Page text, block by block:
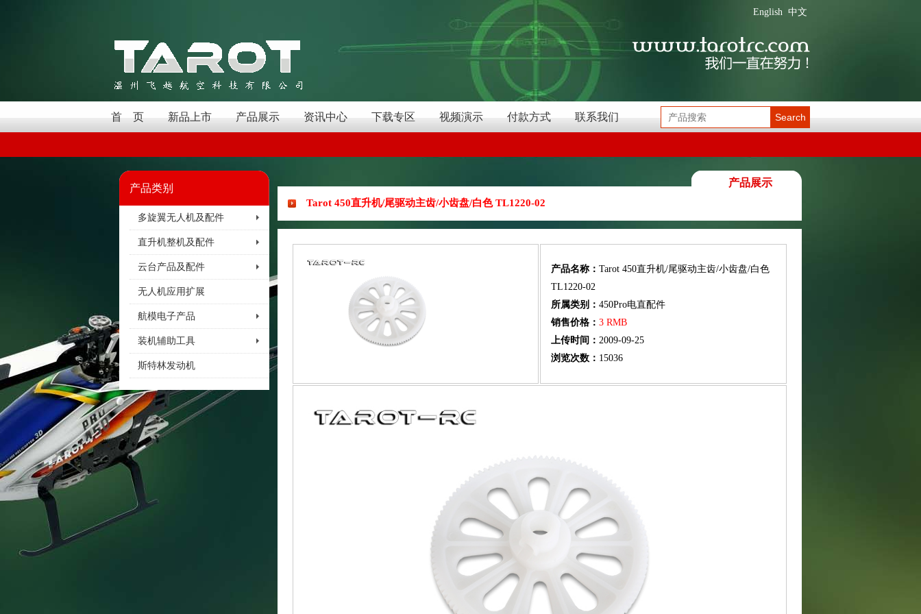
中文
English
首 页 新品上市 产品展示 资讯中心 下载专区 视频演示 付款方式 联系我们 Search
产品类别
多旋翼无人机及配件
直升机整机及配件
云台产品及配件
无人机应用扩展
航模电子产品
装机辅助工具
斯特林发动机
产品展示
Tarot 450直升机/尾驱动主齿/小齿盘/白色 TL1220-02
产品名称： Tarot 450直升机/尾驱动主齿/小齿盘/白色
TL1220-02
所属类别： 450Pro电直配件
销售价格： 3 RMB
上传时间： 2009-09-25
浏览次数： 15036